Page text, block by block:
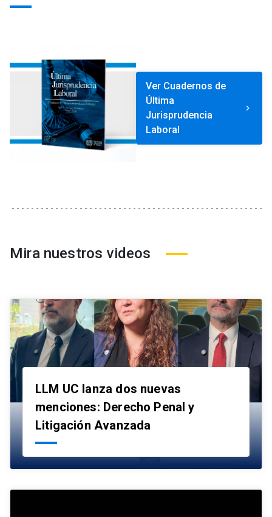
Ver Cuadernos de
Última
Jurisprudencia
Laboral
keyboard_arrow_right
Mira nuestros videos
LLM UC lanza dos nuevas
menciones: Derecho Penal y
Litigación Avanzada